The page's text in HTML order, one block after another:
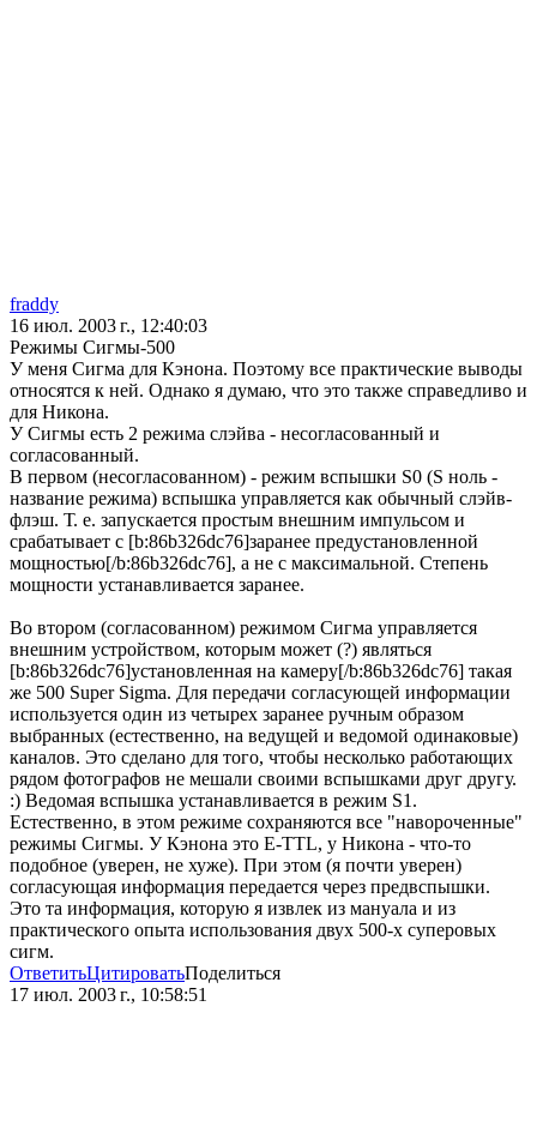
fraddy
16 июл. 2003 г., 12:40:03
Режимы Сигмы-500
У меня Сигма для Кэнона. Поэтому все практические выводы
относятся к ней. Однако я думаю, что это также справедливо и
для Никона.
У Сигмы есть 2 режима слэйва - несогласованный и
согласованный.
В первом (несогласованном) - режим вспышки S0 (S ноль -
название режима) вспышка управляется как обычный слэйв-
флэш. Т. е. запускается простым внешним импульсом и
срабатывает с [b:86b326dc76]заранее предустановленной
мощностью[/b:86b326dc76], а не с максимальной. Степень
мощности устанавливается заранее.
Во втором (согласованном) режимом Сигма управляется
внешним устройством, которым может (?) являться
[b:86b326dc76]установленная на камеру[/b:86b326dc76] такая
же 500 Super Sigma. Для передачи согласующей информации
используется один из четырех заранее ручным образом
выбранных (естественно, на ведущей и ведомой одинаковые)
каналов. Это сделано для того, чтобы несколько работающих
рядом фотографов не мешали своими вспышками друг другу.
:) Ведомая вспышка устанавливается в режим S1.
Естественно, в этом режиме сохраняются все "навороченные"
режимы Сигмы. У Кэнона это E-TTL, у Никона - что-то
подобное (уверен, не хуже). При этом (я почти уверен)
согласующая информация передается через предвспышки.
Это та информация, которую я извлек из мануала и из
практического опыта использования двух 500-х суперовых
сигм.
ОтветитьЦитироватьПоделиться
17 июл. 2003 г., 10:58:51